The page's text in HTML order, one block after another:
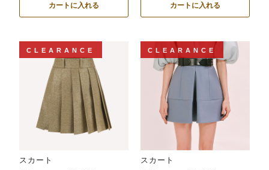
カートに入れる カートに入れる
CLEARANCE
スカート
CLEARANCE
スカート